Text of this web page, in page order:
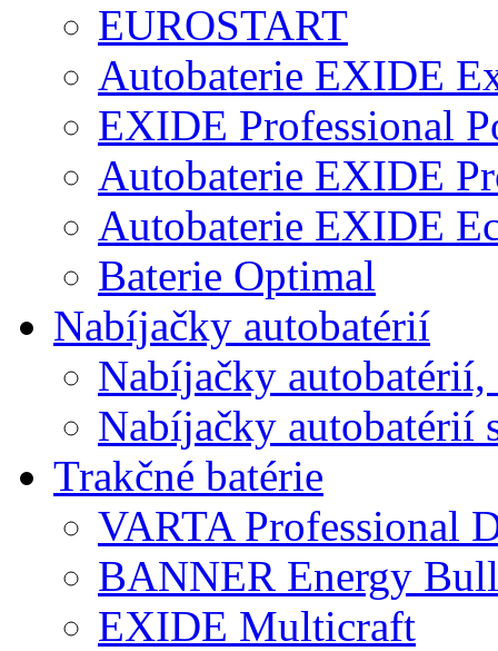
EUROSTART
Autobaterie EXIDE
EXIDE Professional
Autobaterie EXIDE
Autobaterie EXIDE
Baterie Optimal
Nabíjačky autobatérií
Nabíjačky
Nabíjačky autobatérií
Trakčné batérie
VARTA Professional
BANNER Energy Bull
EXIDE Multicraft